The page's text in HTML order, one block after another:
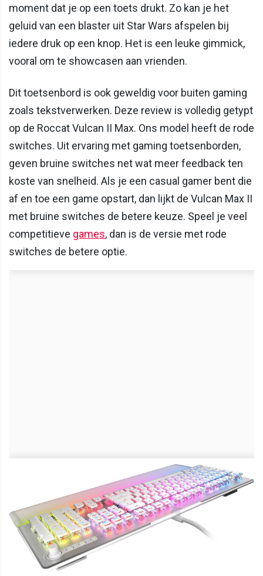
moment dat je op een toets drukt. Zo kan je het
geluid van een blaster uit Star Wars afspelen bij
iedere druk op een knop. Het is een leuke gimmick,
vooral om te showcasen aan vrienden.
Dit toetsenbord is ook geweldig voor buiten gaming
zoals tekstverwerken. Deze review is volledig getypt
op de Roccat Vulcan II Max. Ons model heeft de rode
switches. Uit ervaring met gaming toetsenborden,
geven bruine switches net wat meer feedback ten
koste van snelheid. Als je een casual gamer bent die
af en toe een game opstart, dan lijkt de Vulcan Max II
met bruine switches de betere keuze. Speel je veel
competitieve games, dan is de versie met rode
switches de betere optie.